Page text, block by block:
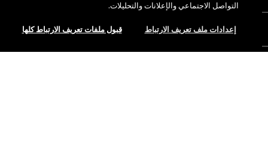
ماك فيفا غلام
التسوق أونلاين
التواصل الاجتماعي والإعلانات والتحليلات.
إعدادات ملف تعريف الارتباط قبول ملفات تعريف الارتباط كلها